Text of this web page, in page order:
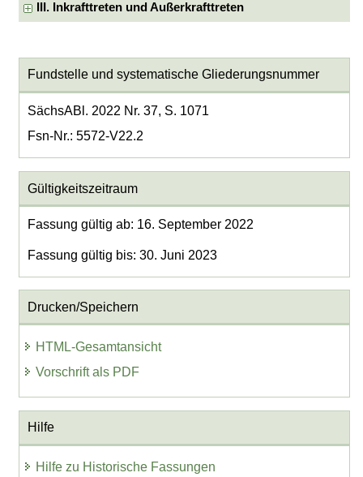
III. Inkrafttreten und Außerkrafttreten
Fundstelle und systematische Gliederungsnummer
SächsABl. 2022 Nr. 37, S. 1071
Fsn-Nr.: 5572-V22.2
Gültigkeitszeitraum
Fassung gültig ab: 16. September 2022
Fassung gültig bis: 30. Juni 2023
Drucken/Speichern
HTML-Gesamtansicht
Vorschrift als PDF
Hilfe
Hilfe zu Historische Fassungen